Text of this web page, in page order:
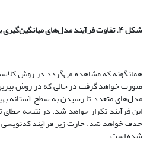
شکل ۴. تفاوت فرآیند مدل‌های میانگین‌گیری بیزین و مدل‌های سنتی
همانگونه که مشاهده می‌گردد در روش
صورت خواهد گرفت در حالی که در روش
مدل‌های متعدد تا رسیدن به سطح آستانه
این فرآیند تکرار خواهد شد. در نتیجه
حذف خواهد شد. چارت زیر فرآیند کدنویسی
شده است.